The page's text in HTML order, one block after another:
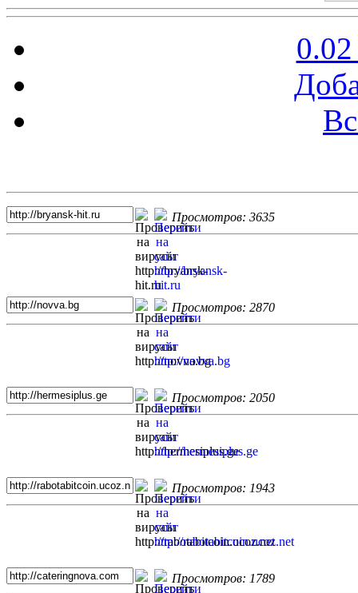
Просмотров: 3635
Просмотров: 2870
Просмотров: 2050
Просмотров: 1943
Просмотров: 1789